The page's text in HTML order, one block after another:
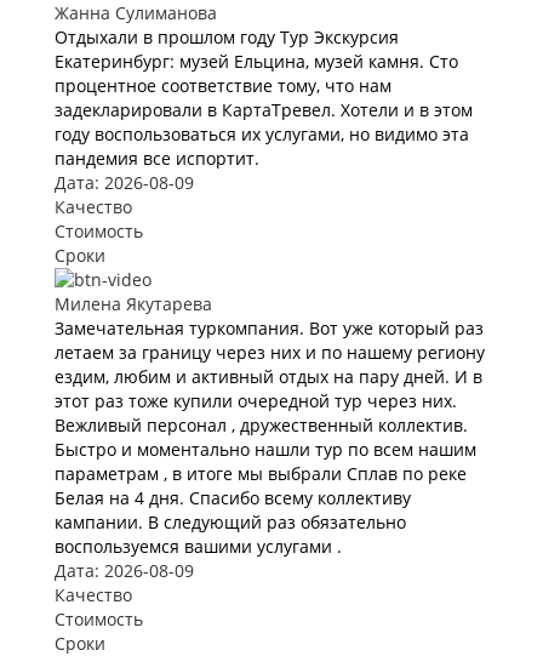
Жанна Сулиманова
Отдыхали в прошлом году Тур Экскурсия
Екатеринбург: музей Ельцина, музей камня. Сто
процентное соответствие тому, что нам
задекларировали в КартаТревел. Хотели и в этом
году воспользоваться их услугами, но видимо эта
пандемия все испортит.
Дата: 2026-08-09
Качество
Стоимость
Сроки
Милена Якутарева
Замечательная туркомпания. Вот уже который раз
летаем за границу через них и по нашему региону
ездим, любим и активный отдых на пару дней. И в
этот раз тоже купили очередной тур через них.
Вежливый персонал , дружественный коллектив.
Быстро и моментально нашли тур по всем нашим
параметрам , в итоге мы выбрали Сплав по реке
Белая на 4 дня. Спасибо всему коллективу
кампании. В следующий раз обязательно
воспользуемся вашими услугами .
Дата: 2026-08-09
Качество
Стоимость
Сроки